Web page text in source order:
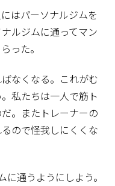
はパーソナルジムを
ルジムに通ってマン
った。
なくなる。これがむ
私たちは一人で筋ト
。またトレーナーの
ので怪我しにくくな
通うようにしよう。